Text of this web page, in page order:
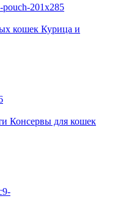
кошек Курица и
Консервы для кошек